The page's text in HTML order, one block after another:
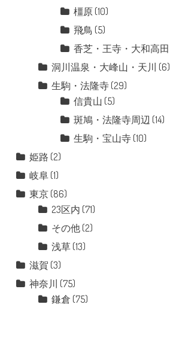
橿原(10)
飛鳥 (5)
香芝・王寺・大和高田
洞川温泉・大峰山・天川 (6)
生駒・法隆寺(29)
信貴山 (5)
斑鳩・法隆寺周辺 (14)
生駒・宝山寺(10)
姫路 (2)
岐阜(1)
東京(86)
23区内 (71)
その他(2)
浅草(13)
滋賀 (3)
神奈川 (75)
鎌倉 (75)